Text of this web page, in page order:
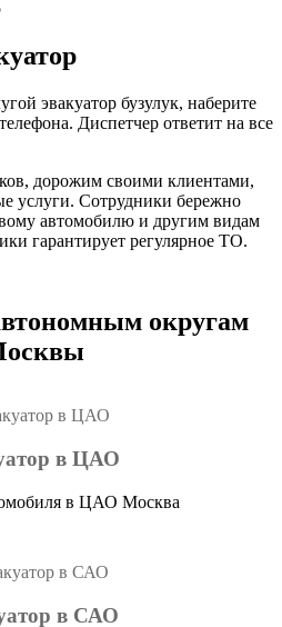
эвакуатор бузулук, наберите
Диспетчер ответит на все
дорожим своими клиентами,
услуги. Сотрудники бережно
автомобилю и другим видам
гарантирует регулярное ТО.
округам
в ЦАО
в ЦАО Москва
в САО